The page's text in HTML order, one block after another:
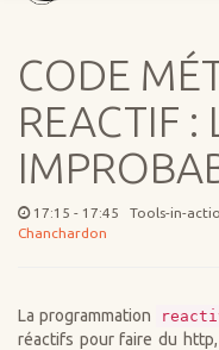
CODE
REACTIF :
17:15 - 17:45 Tools-in-
Chanchardon
La programmation
réactifs pour faire du